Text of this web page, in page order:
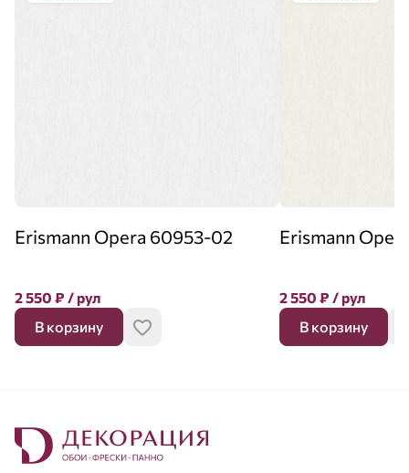
Erismann Opera 60953-02
2 550 ₽ / рул
В корзину
Erismann
2 550 ₽ / рул
В корзину